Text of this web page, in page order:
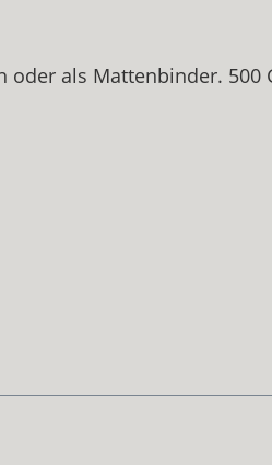
als Mattenbinder. 500